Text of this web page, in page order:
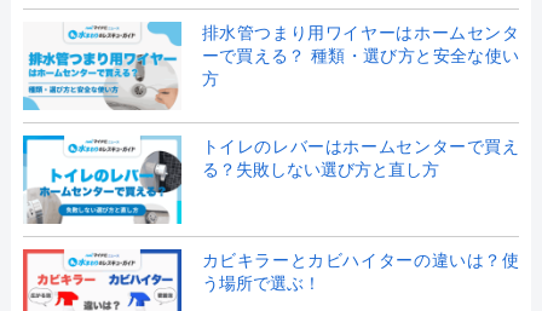
排水管つまり用ワイヤーはホームセンタ
ーで買える？ 種類・選び方と安全な使い
方
トイレのレバーはホームセンターで買え
る？失敗しない選び方と直し方
カビキラーとカビハイターの違いは？使
う場所で選ぶ！